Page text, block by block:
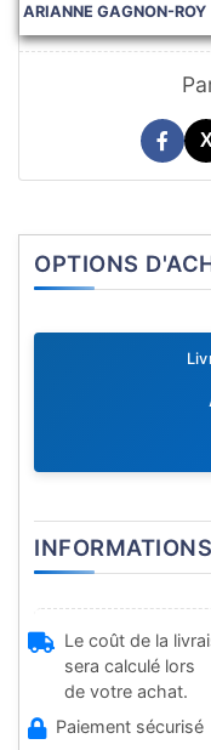
ARIANNE GAGNON-ROY
X
OPTIONS
INFORMATIONS
Le coût de la
sera calculé lors
de votre achat.
Paiement sécurisé